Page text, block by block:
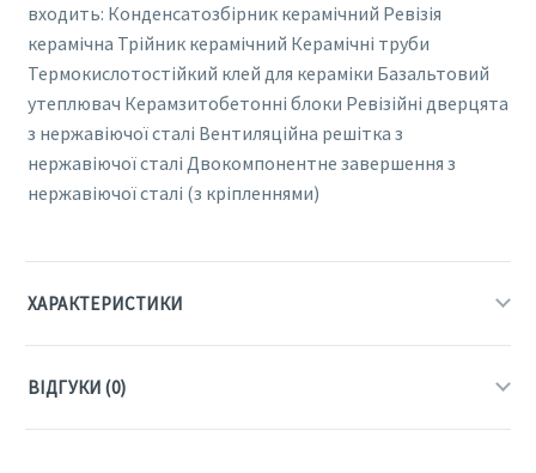
входить: Конденсатозбірник керамічний Ревізія
керамічна Трійник керамічний Керамічні труби
Термокислотостійкий клей для кераміки Базальтовий
утеплювач Керамзитобетонні блоки Ревізійні дверцята
з нержавіючої сталі Вентиляційна решітка з
нержавіючої сталі Двокомпонентне завершення з
нержавіючої сталі (з кріпленнями)
ХАРАКТЕРИСТИКИ
ВІДГУКИ (0)